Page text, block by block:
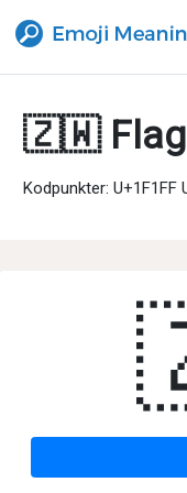
🇿🇼
Kodpunkter: U+1F1FF